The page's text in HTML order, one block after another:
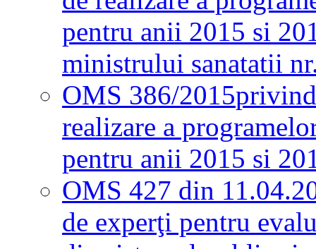
pentru anii 2015 si
ministrului sanatatii
OMS 386/2015
realizare a
pentru anii 2015 si
OMS 427 din
de experţi pentru